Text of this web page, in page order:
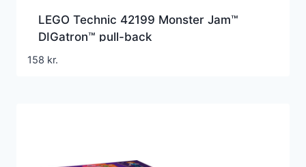
LEGO Technic 42199 Monster Jam™
DIGatron™ pull-back
158 kr.